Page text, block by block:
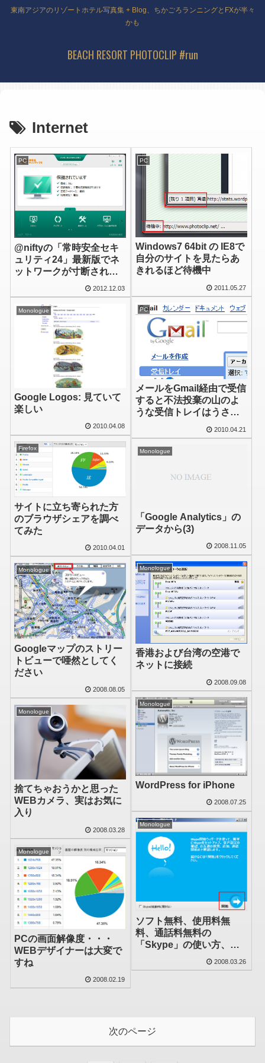
東南アジアのリゾートホテル写真集 + Blog、ちかごろランニングとFXが半々
かも
BEACH RESORT PHOTOCLIP #run
Internet
PC
@niftyの「常時安全セキ
ュリティ24」最新版でネ
ットワークが寸断されて
2012.12.03
PC
Windows7 64bit の IE8で
自分のサイトを見たらあ
きれるほど待機中
2011.05.27
PC
メールをGmail経由で受信
すると不法投棄の山のよ
うな受信トレイはうさぎ
2010.04.21
Monologue
Google Logos: 見ていて
楽しい
2010.04.08
Firefox
サイトに立ち寄られた方
のブラウザシェアを調べ
てみた
2010.04.01
Monologue
「Google Analytics」の
データから(3)
2008.11.05
Monologue
香港および台湾の空港で
ネットに接続
2008.09.08
Monologue
Googleマップのストリー
トビューで唖然としてく
ださい
2008.08.05
Monologue
WordPress for iPhone
2008.07.25
Monologue
捨てちゃおうかと思った
WEBカメラ、実はお気に
入り
2008.03.28
Monologue
ソフト無料、使用料無
料、通話料無料の
「Skype」の使い方、設
2008.03.26
Monologue
PCの画面解像度・・・
WEBデザイナーは大変で
すね
2008.02.19
次のページ